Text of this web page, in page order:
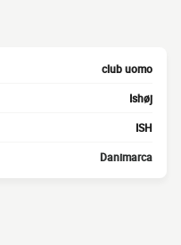
club uomo
Ishøj
ISH
Danimarca